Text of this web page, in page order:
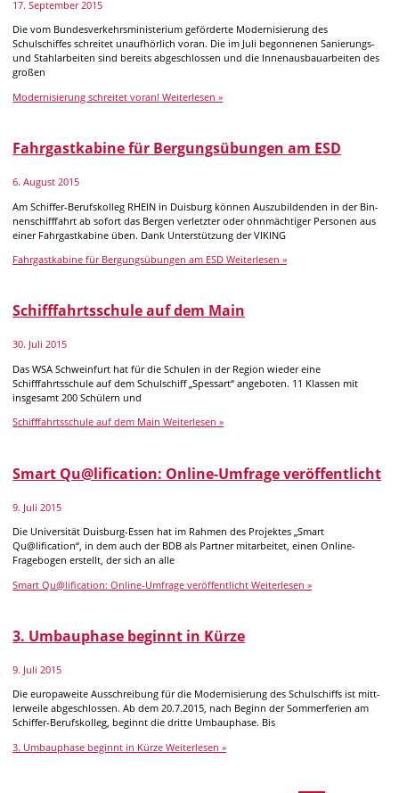
17. September 2015
Die vom Bundesverkehrsministerium geförderte Modernisierung des
Schulschiffes schreitet unaufhörlich voran. Die im Juli begonnenen Sanierungs-
und Stahlarbeiten sind bereits abgeschlossen und die Innenausbauarbeiten des
großen
Modernisierung schreitet voran! Weiterlesen »
Fahrgastkabine für Bergungsübungen am ESD
6. August 2015
Am Schiffer-Berufskolleg RHEIN in Duis­burg kön­nen Aus­zu­bil­den­den in der Bin­
nen­schiff­fahrt ab so­fort das Ber­gen ver­letz­ter oder ohn­mäch­ti­ger Per­so­nen aus
ei­ner Fahr­gast­ka­bine üben. Dank Un­ter­stüt­zung der VIKING
Fahrgastkabine für Bergungsübungen am ESD Weiterlesen »
Schifffahrtsschule auf dem Main
30. Juli 2015
Das WSA Schweinfurt hat für die Schulen in der Region wieder eine
Schifffahrtsschule auf dem Schulschiff „Spessart“ angeboten. 11 Klassen mit
insgesamt 200 Schülern und
Schifffahrtsschule auf dem Main Weiterlesen »
Smart Qu@lification: Online-Umfrage veröffentlicht
9. Juli 2015
Die Uni­ver­si­tät Duisburg-Essen hat im Rah­men des Pro­jek­tes „Smart
Qu@lification“, in dem auch der BDB als Part­ner mit­ar­bei­tet, ei­nen Online-
Fragebogen er­stellt, der sich an alle
Smart Qu@lification: Online-Umfrage veröffentlicht Weiterlesen »
3. Umbauphase beginnt in Kürze
9. Juli 2015
Die eu­ro­pa­weite Aus­schrei­bung für die Mo­der­ni­sie­rung des Schul­schiffs ist mitt­
ler­weile ab­ge­schlos­sen. Ab dem 20.7.2015, nach Be­ginn der Som­mer­fe­rien am
Schiffer-Berufskolleg, be­ginnt die dritte Um­bau­phase. Bis
3. Umbauphase beginnt in Kürze Weiterlesen »